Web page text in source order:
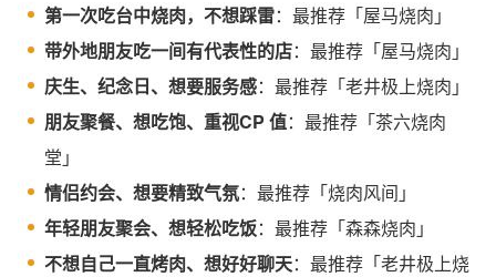
第一次吃台中烧肉，不想踩雷：最推荐「屋马烧肉」
带外地朋友吃一间有代表性的店：最推荐「屋马烧肉」
庆生、纪念日、想要服务感：最推荐「老井极上烧肉」
朋友聚餐、想吃饱、重视CP 值：最推荐「茶六烧肉
堂」
情侣约会、想要精致气氛：最推荐「烧肉风间」
年轻朋友聚会、想轻松吃饭：最推荐「森森烧肉」
不想自己一直烤肉、想好好聊天：最推荐「老井极上烧